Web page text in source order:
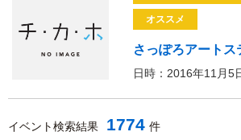
オススメ
さっぽろアート
日時：2016年11月5
イベント検索結果 1774 件